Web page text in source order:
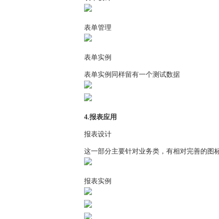
表单管理
表单实例
表单实例同样留有一个测试数据
4.报表应用
报表设计
这一部分主要针对业务类，有相对完善的图
报表实例